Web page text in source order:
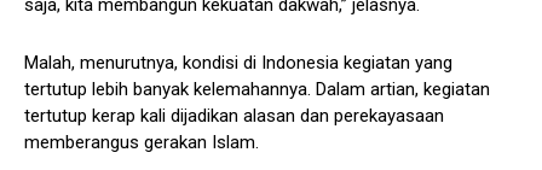
saja, kita membangun kekuatan dakwah,” jelasnya.
Malah, menurutnya, kondisi di Indonesia kegiatan yang
tertutup lebih banyak kelemahannya. Dalam artian, kegiatan
tertutup kerap kali dijadikan alasan dan perekayasaan
memberangus gerakan Islam.